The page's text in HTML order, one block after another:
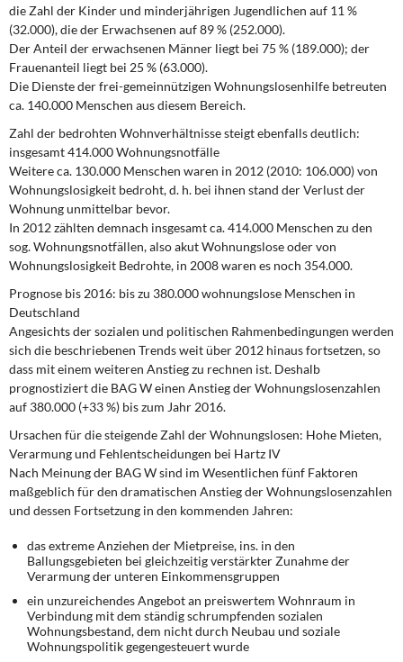
die Zahl der Kinder und minderjährigen Jugendlichen auf 11 %
(32.000), die der Erwachsenen auf 89 % (252.000).
Der Anteil der erwachsenen Männer liegt bei 75 % (189.000); der
Frauenanteil liegt bei 25 % (63.000).
Die Dienste der frei-gemeinnützigen Wohnungslosenhilfe betreuten
ca. 140.000 Menschen aus diesem Bereich.
Zahl der bedrohten Wohnverhältnisse steigt ebenfalls deutlich:
insgesamt 414.000 Wohnungsnotfälle
Weitere ca. 130.000 Menschen waren in 2012 (2010: 106.000) von
Wohnungslosigkeit bedroht, d. h. bei ihnen stand der Verlust der
Wohnung unmittelbar bevor.
In 2012 zählten demnach insgesamt ca. 414.000 Menschen zu den
sog. Wohnungsnotfällen, also akut Wohnungslose oder von
Wohnungslosigkeit Bedrohte, in 2008 waren es noch 354.000.
Prognose bis 2016: bis zu 380.000 wohnungslose Menschen in
Deutschland
Angesichts der sozialen und politischen Rahmenbedingungen werden
sich die beschriebenen Trends weit über 2012 hinaus fortsetzen, so
dass mit einem weiteren Anstieg zu rechnen ist. Deshalb
prognostiziert die BAG W einen Anstieg der Wohnungslosenzahlen
auf 380.000 (+33 %) bis zum Jahr 2016.
Ursachen für die steigende Zahl der Wohnungslosen: Hohe Mieten,
Verarmung und Fehlentscheidungen bei Hartz IV
Nach Meinung der BAG W sind im Wesentlichen fünf Faktoren
maßgeblich für den dramatischen Anstieg der Wohnungslosenzahlen
und dessen Fortsetzung in den kommenden Jahren:
dasextreme Anziehen der Mietpreise, ins. in den
Ballungsgebieten bei gleichzeitig verstärkterZunahme der
Verarmungder unteren Einkommensgruppen
ein unzureichendes Angebot an preiswertem Wohnraum in
Verbindung mit dem ständig schrumpfenden sozialen
Wohnungsbestand, dem nicht durch Neubau und soziale
Wohnungspolitik gegengesteuert wurde